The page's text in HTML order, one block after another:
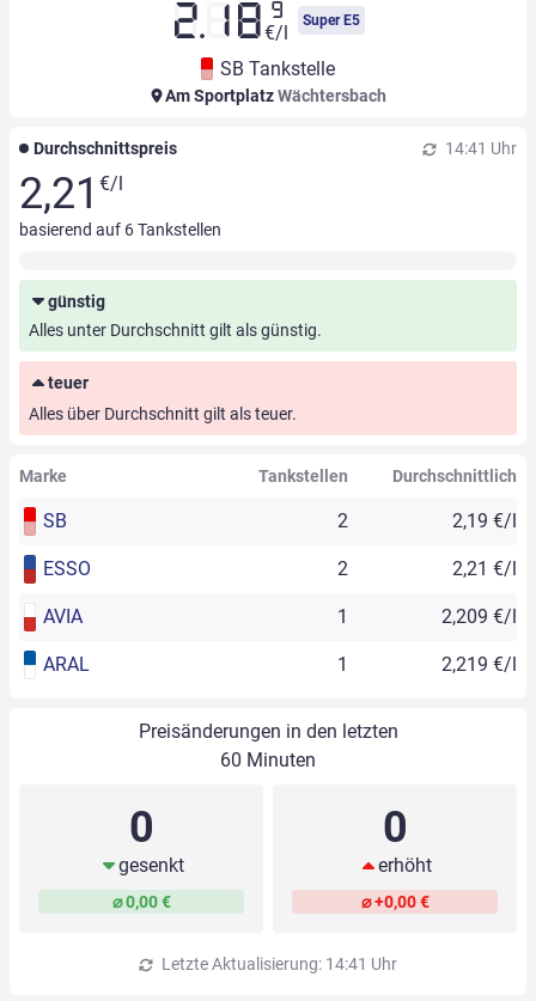
2.18 9
€/l
Super E5
SB Tankstelle
Am SportplatzWächtersbach
Durchschnittspreis 14:41 Uhr
2,21 €/l
basierend auf 6Tankstellen
günstig
Alles unter Durchschnitt gilt als günstig.
teuer
Alles über Durchschnitt gilt als teuer.
Marke Tankstellen Durchschnittlich
SB 2 2,19 €/l
ESSO 2 2,21 €/l
AVIA 1 2,209 €/l
ARAL 1 2,219 €/l
Preisänderungen in den letzten
60 Minuten
0
gesenkt
⌀ 0,00 €
0
erhöht
⌀ +0,00 €
Letzte Aktualisierung: 14:41 Uhr